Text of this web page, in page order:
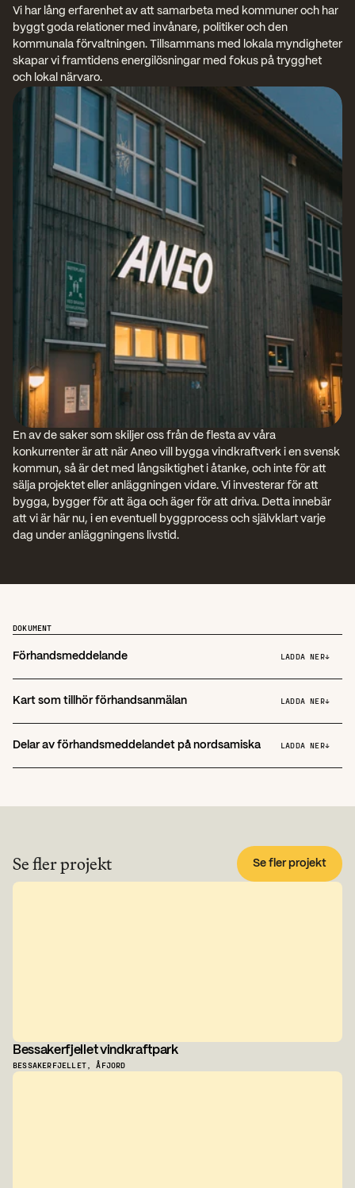
Vi har lång erfarenhet av att samarbeta med kommuner och har
byggt goda relationer med invånare, politiker och den
kommunala förvaltningen. Tillsammans med lokala myndigheter
skapar vi framtidens energilösningar med fokus på trygghet
och lokal närvaro.
En av de saker som skiljer oss från de flesta av våra
konkurrenter är att när Aneo vill bygga vindkraftverk i en svensk
kommun, så är det med långsiktighet i åtanke, och inte för att
sälja projektet eller anläggningen vidare. Vi investerar för att
bygga, bygger för att äga och äger för att driva. Detta innebär
att vi är här nu, i en eventuell byggprocess och självklart varje
dag under anläggningens livstid.
DOKUMENT
Förhandsmeddelande LADDA NER↓
Kart som tillhör förhandsanmälan LADDA NER↓
Delar av förhandsmeddelandet på nordsamiska LADDA NER↓
Se fler projekt Se fler projekt
Bessakerfjellet vindkraftpark
BESSAKERFJELLET, ÅFJORD